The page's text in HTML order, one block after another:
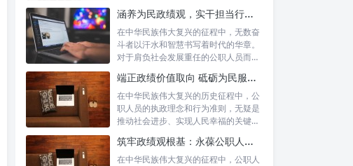
涵养为民政绩观，实干担当行稳致远：新时代公仆的价值坐标与实践航向
在中华民族伟大复兴的征程中，无数奋
斗者以汗水和智慧书写着时代的华章。
对于肩负社会发展重任的公职人员而
端正政绩价值取向 砥砺为民服务初心：新时代公仆的责任与担当
在中华民族伟大复兴的历史征程中，公
职人员的执政理念和行为准则，无疑是
推动社会进步、实现人民幸福的关键所
筑牢政绩观根基：永葆公职人员本色的时代考量与实践路径
在中华民族伟大复兴的征程中，公职人